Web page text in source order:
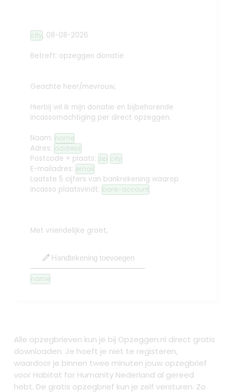
city, 08-08-2026
Betreft: opzeggen donatie
Geachte heer/mevrouw,
Hierbij wil ik mijn donatie en bijbehorende
incassomachtiging per direct opzeggen.
Naam: name
Adres: address
Postcode + plaats: zip city
E-mailadres: email
Laatste 5 cijfers van bankrekening waarop
incasso plaatsvindt: bank-account
Met vriendelijke groet,
edit Handtekening toevoegen
name
Alle opzegbrieven kun je bij Opzeggen.nl direct gratis
downloaden. Je hoeft je niet te registeren,
waardoor je binnen twee minuten jouw opzegbrief
voor Habitat for Humanity Nederland al gereed
hebt. De gratis opzegbrief kun je zelf versturen. Zo